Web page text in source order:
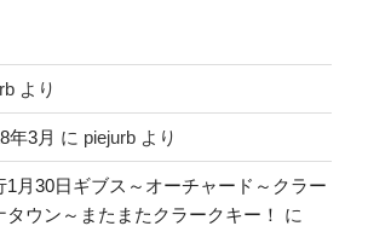
より
年3月 に piejurb より
1月30日ギブス～オーチャード～クラー
ウン～またまたクラークキー！
に